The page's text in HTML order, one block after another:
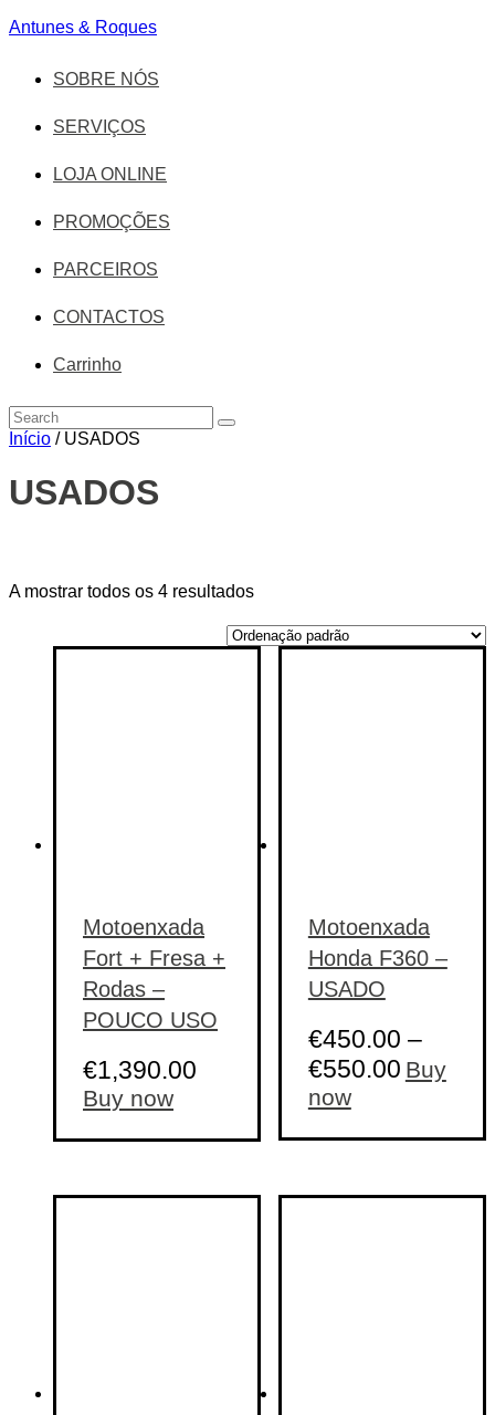
Antunes & Roques
SOBRE NÓS
SERVIÇOS
LOJA ONLINE
PROMOÇÕES
PARCEIROS
CONTACTOS
Carrinho
Início / USADOS
USADOS
On sale(14)
Etiquetas de produto
A mostrar todos os 4 resultados
Motoenxada
Fort + Fresa +
Rodas –
POUCO USO
€1,390.00
Buy now
Motoenxada
Honda F360 –
USADO
€450.00 –
€550.00 Buy
nowThis
product
has
The